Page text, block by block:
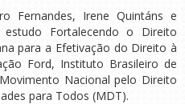
Fernandes, Irene Quintáns e
Fortalecendo o Direito
para a Efetivação do Direito à
Ford, Instituto Brasileiro de
Nacional pelo Direito
para Todos (MDT).